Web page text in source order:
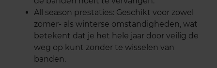
All season prestaties: Geschikt voor zowel
zomer- als winterse omstandigheden, wat
betekent dat je het hele jaar door veilig de
weg op kunt zonder te wisselen van
banden.